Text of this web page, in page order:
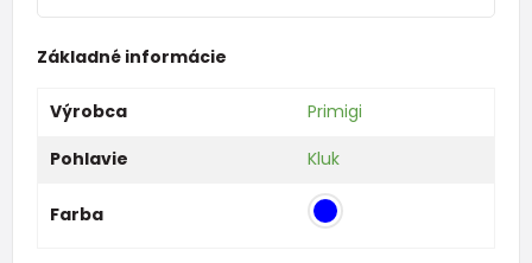
Základné informácie
Výrobca
Primigi
Pohlavie
Kluk
Farba